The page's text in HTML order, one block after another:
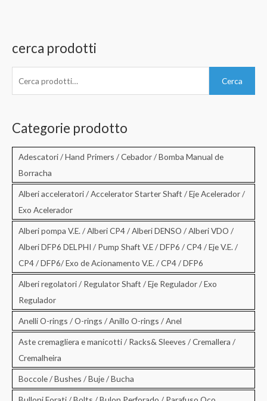
cerca prodotti
c
Cerca
Categorie prodotto
Adescatori / Hand Primers / Cebador / Bomba Manual de
Borracha
Alberi acceleratori / Accelerator Starter Shaft / Eje Acelerador /
Exo Acelerador
Alberi pompa V.E. / Alberi CP4 / Alberi DENSO / Alberi VDO /
Alberi DFP6 DELPHI / Pump Shaft V.E / DFP6 / CP4 / Eje V.E. /
CP4 / DFP6/ Exo de Acionamento V.E. / CP4 / DFP6
Alberi regolatori / Regulator Shaft / Eje Regulador / Exo
Regulador
Anelli O-rings / O-rings / Anillo O-rings / Anel
Aste cremagliera e manicotti / Racks& Sleeves / Cremallera /
Cremalheira
Boccole / Bushes / Buje / Bucha